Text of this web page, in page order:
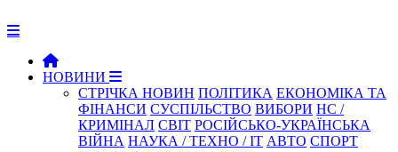
НОВИНИ
СТРІЧКА НОВИН ПОЛІТИКА ЕКОНОМІКА ТА
ФІНАНСИ СУСПІЛЬСТВО ВИБОРИ НС /
КРИМІНАЛ СВІТ РОСІЙСЬКО-УКРАЇНСЬКА
ВІЙНА НАУКА / ТЕХНО / IT АВТО СПОРТ